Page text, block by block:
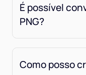
É possível
PNG?
Como posso